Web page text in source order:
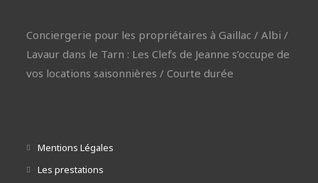
Conciergerie pour les propriétaires à Gaillac / Albi /
Lavaur dans le Tarn : Les Clefs de Jeanne s’occupe de
vos locations saisonnières / Courte durée
Mentions Légales
Les prestations